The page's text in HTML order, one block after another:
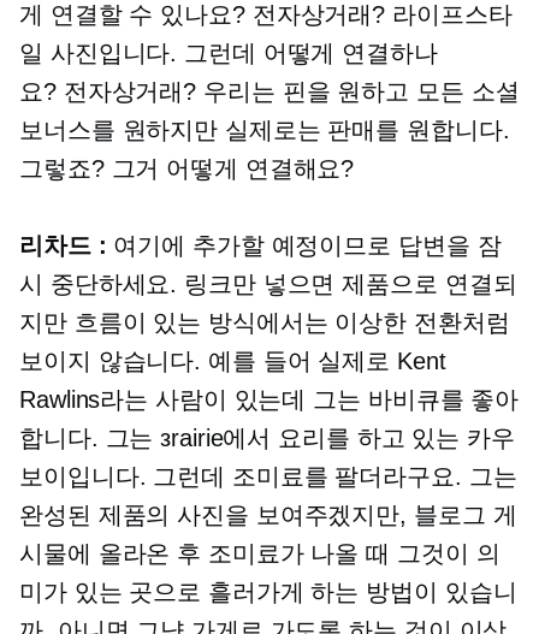
게 연결할 수 있나요? 전자상거래? 라이프스타
일 사진입니다. 그런데 어떻게 연결하나
요? 전자상거래? 우리는 핀을 원하고 모든 소셜
보너스를 원하지만 실제로는 판매를 원합니다.
그렇죠? 그거 어떻게 연결해요?
리차드 : 여기에 추가할 예정이므로 답변을 잠
시 중단하세요. 링크만 넣으면 제품으로 연결되
지만 흐름이 있는 방식에서는 이상한 전환처럼
보이지 않습니다. 예를 들어 실제로 Kent
Rawlins라는 사람이 있는데 그는 바비큐를 좋아
합니다. 그는 зrairie에서 요리를 하고 있는 카우
보이입니다. 그런데 조미료를 팔더라구요. 그는
완성된 제품의 사진을 보여주겠지만, 블로그 게
시물에 올라온 후 조미료가 나올 때 그것이 의
미가 있는 곳으로 흘러가게 하는 방법이 있습니